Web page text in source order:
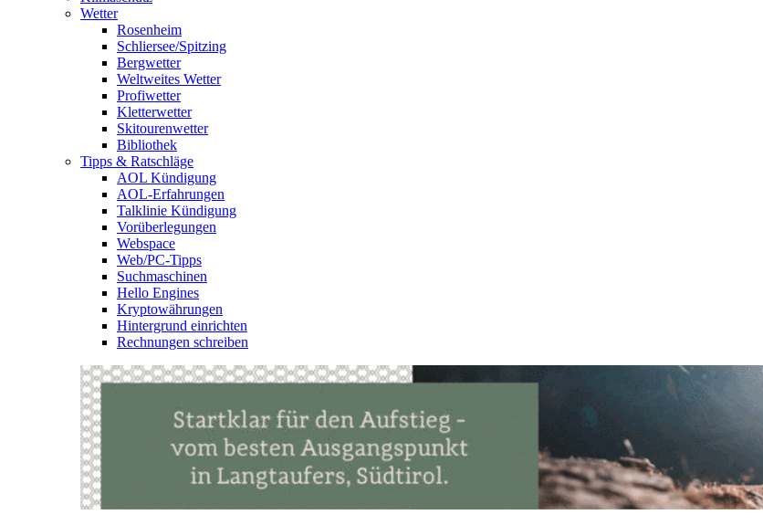
Wetter
Rosenheim
Schliersee/Spitzing
Bergwetter
Weltweites Wetter
Profiwetter
Kletterwetter
Skitourenwetter
Bibliothek
Tipps & Ratschläge
AOL Kündigung
AOL-Erfahrungen
Talklinie Kündigung
Vorüberlegungen
Webspace
Web/PC-Tipps
Suchmaschinen
Hello Engines
Kryptowährungen
Hintergrund einrichten
Rechnungen schreiben